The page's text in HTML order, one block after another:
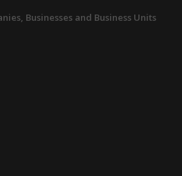
Businesses and Business Units